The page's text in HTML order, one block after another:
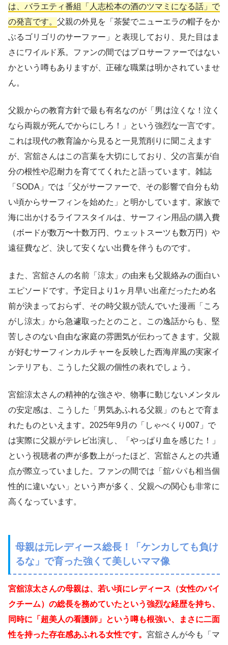
は、バラエティ番組「人志松本の酒のツマミになる話」で
の発言です。 父親の外見を「茶髪でニューエラの帽子をか
ぶるゴリゴリのサーファー」と表現しており、見た目はま
さにワイルド系。ファンの間ではプロサーファーではない
かという噂もありますが、正確な職業は明かされていませ
ん。
父親からの教育方針で最も有名なのが「男は泣くな！泣く
なら両親が死んでからにしろ！」という強烈な一言です。
これは現代の教育論から見ると一見荒削りに聞こえます
が、宮舘さんはこの言葉を大切にしており、父の言葉が自
分の根性や忍耐力を育ててくれたと語っています。雑誌
「SODA」では「父がサーファーで、その影響で自分も幼
い頃からサーフィンを始めた」と明かしています。家族で
海に出かけるライフスタイルは、サーフィン用品の購入費
（ボードが数万〜十数万円、ウェットスーツも数万円）や
遠征費など、決して安くない出費を伴うものです。
また、宮舘さんの名前「涼太」の由来も父親絡みの面白い
エピソードです。予定日より1ヶ月早い出産だったため名
前が決まっておらず、その時父親が読んでいた漫画「ころ
がし涼太」から急遽取ったとのこと。この逸話からも、堅
苦しさのない自由な家庭の雰囲気が伝わってきます。父親
が好むサーフィンカルチャーを反映した西海岸風の実家イ
ンテリアも、こうした父親の個性の表れでしょう。
宮舘涼太さんの精神的な強さや、物事に動じないメンタル
の安定感は、こうした「男気あふれる父親」のもとで育ま
れたものといえます。2025年9月の「しゃべくり007」で
は実際に父親がテレビ出演し、「やっぱり血を感じた！」
という視聴者の声が多数上がったほど、宮舘さんとの共通
点が際立っていました。ファンの間では「舘パパも相当個
性的に違いない」という声が多く、父親への関心も非常に
高くなっています。
母親は元レディース総長！「ケンカしても負け
るな」で育った強くて美しいママ像
宮舘涼太さんの母親は、若い頃にレディース（女性のバイ
クチーム）の総長を務めていたという強烈な経歴を持ち、
同時に「超美人の看護師」という噂も根強い、まさに二面
性を持った存在感あふれる女性です。 宮舘さんが今も「マ